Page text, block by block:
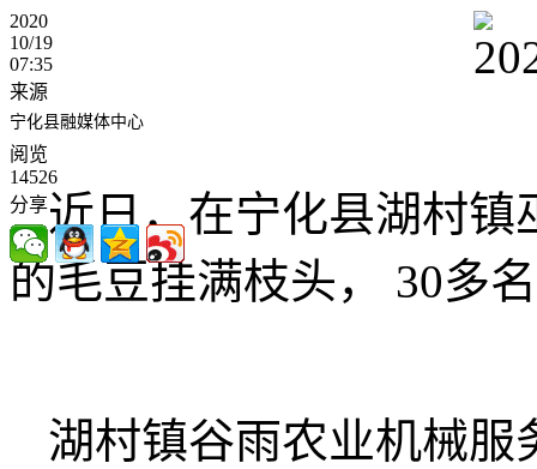
2020
10/19
07:35
来源
宁化县融媒体中心
阅览
14526
分享近日，在宁化县湖村镇
的毛豆挂满枝头， 30多
湖村镇谷雨农业机械服